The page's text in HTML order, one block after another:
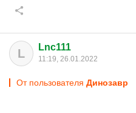
L Lnc111
11:19, 26.01.2022
От пользователя Динозавp